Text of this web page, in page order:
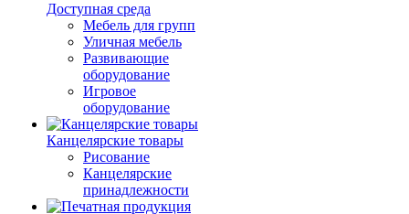
Доступная среда
Мебель для групп
Уличная мебель
Развивающие
оборудование
Игровое
оборудование
Канцелярские товары
Рисование
Канцелярские
принадлежности